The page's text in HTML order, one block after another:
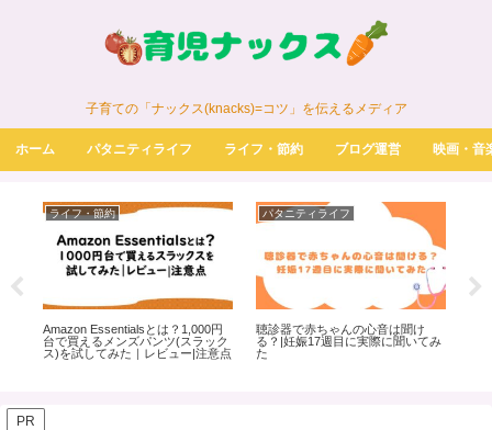
子育ての「ナックス(knacks)=コツ」を伝えるメディア
ホーム パタニティライフ ライフ・節約 ブログ運営 映画・音
ライフ・節約
Amazon Essentialsとは？1,000円
台で買えるメンズパンツ(スラック
ス)を試してみた｜レビュー|注意点
パタニティライフ
聴診器で赤ちゃんの心音は聞け
る？|妊娠17週目に実際に聞いてみ
た
PR